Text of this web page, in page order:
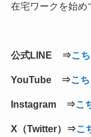
在宅ワークを始め
公式LINE ⇒こ
YouTube ⇒こ
Instagram ⇒こ
X（Twitter）⇒こ